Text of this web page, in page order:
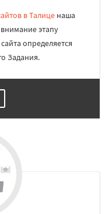
в Талиценаша
этапу
определяется
Задания.